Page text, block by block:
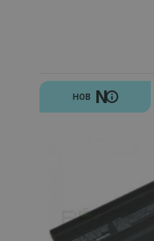
НОВ N